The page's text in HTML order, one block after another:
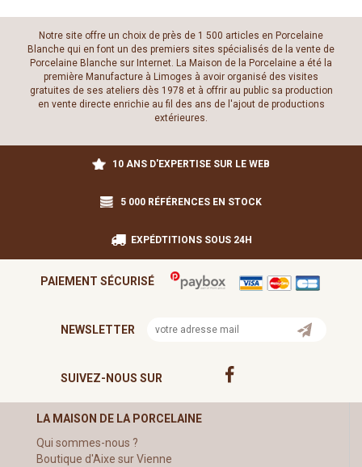
Notre site offre un choix de près de 1 500 articles en Porcelaine
Blanche qui en font un des premiers sites spécialisés de la vente de
Porcelaine Blanche sur Internet. La Maison de la Porcelaine a été la
première Manufacture à Limoges à avoir organisé des visites
gratuites de ses ateliers dès 1978 et à offrir au public sa production
en vente directe enrichie au fil des ans de l'ajout de productions
extérieures.
10 ANS D'EXPERTISE SUR LE WEB
5 000 RÉFÉRENCES EN STOCK
EXPÉDTITIONS SOUS 24H
PAIEMENT SÉCURISÉ
NEWSLETTER
SUIVEZ-NOUS SUR
LA MAISON DE LA PORCELAINE
Qui sommes-nous ?
Boutique d'Aixe sur Vienne